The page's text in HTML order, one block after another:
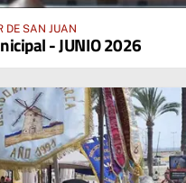
DE SAN JUAN
- JUNIO 2026